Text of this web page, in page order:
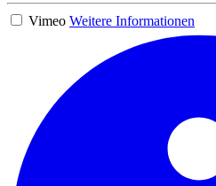
Vimeo Weitere Informationen